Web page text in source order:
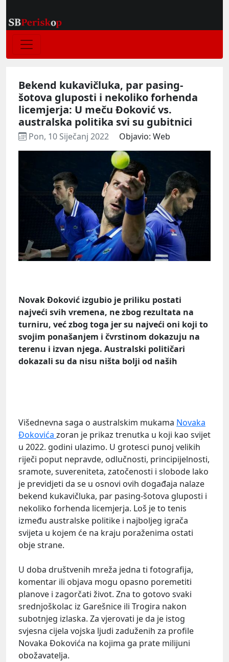
Bekend kukavičluka, par pasing-
šotova gluposti i nekoliko forhenda
licemjerja: U meču Đoković vs.
australska politika svi su gubitnici
Pon, 10 Siječanj 2022 Objavio: Web
Novak Đoković izgubio je priliku postati
najveći svih vremena, ne zbog rezultata na
turniru, već zbog toga jer su najveći oni koji to
svojim ponašanjem i čvrstinom dokazuju na
terenu i izvan njega. Australski političari
dokazali su da nisu ništa bolji od naših
Višednevna saga o australskim mukama Novaka
Đokovića zoran je prikaz trenutka u koji kao svijet
u 2022. godini ulazimo. U grotesci punoj velikih
riječi poput nepravde, odlučnosti, principijelnosti,
sramote, suvereniteta, zatočenosti i slobode lako
je previdjeti da se u osnovi ovih događaja nalaze
bekend kukavičluka, par pasing-šotova gluposti i
nekoliko forhenda licemjerja. Loš je to tenis
između australske politike i najboljeg igrača
svijeta u kojem će na kraju poraženima ostati
obje strane.
U doba društvenih mreža jedna ti fotografija,
komentar ili objava mogu opasno poremetiti
planove i zagorčati život. Zna to gotovo svaki
srednjoškolac iz Garešnice ili Trogira nakon
subotnjeg izlaska. Za vjerovati je da je istog
svjesna cijela vojska ljudi zaduženih za profile
Novaka Đokovića na kojima ga prate milijuni
obožavatelja.